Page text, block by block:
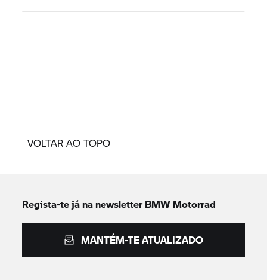
VOLTAR AO TOPO
Regista-te já na newsletterBMW Motorrad
MANTÉM-TE ATUALIZADO